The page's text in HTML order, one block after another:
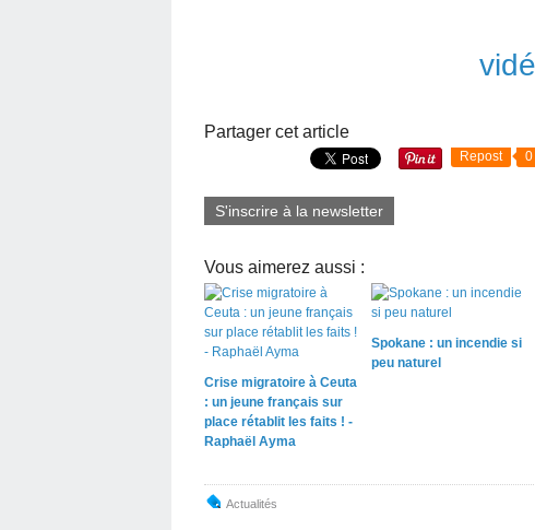
Partager cet article
Repost 0
S'inscrire à la newsletter
Vous aimerez aussi :
Crise migratoire à Ceuta
: un jeune français sur
place rétablit les faits ! -
Raphaël Ayma
Spokane : un incendie si
peu naturel
Actualités